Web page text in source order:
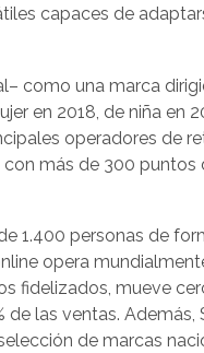
capaces de
como una marca
en 2018, de niña en
operadores de
más de 300
1.400 personas de
opera
fidelizados, mueve
de las ventas.
de marcas